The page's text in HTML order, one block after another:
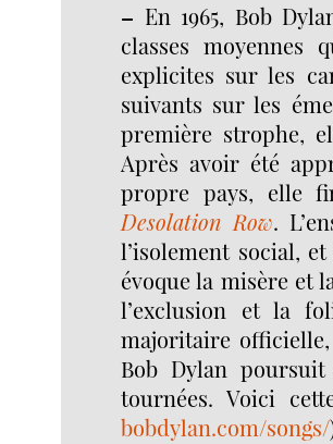
– En 1965, Bob
classes moyennes
explicites sur les
suivants sur les
première strophe,
Après avoir été
propre pays, elle
Desolation Row.
l’isolement social,
évoque la misère et
l’exclusion et la
majoritaire
Bob Dylan
tournées. Voici
bobdylan.com/songs/